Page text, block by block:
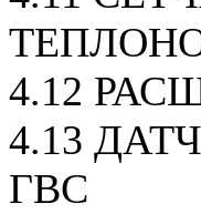
4.12
4.13
ГВС